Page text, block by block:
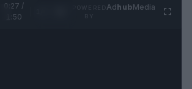
0:28 /
1:50
AdhubMedia